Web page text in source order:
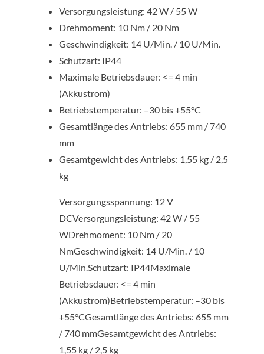
Versorgungsleistung: 42 W / 55 W
Drehmoment: 10 Nm / 20 Nm
Geschwindigkeit: 14 U/Min. / 10 U/Min.
Schutzart: IP44
Maximale Betriebsdauer: <= 4 min
(Akkustrom)
Betriebstemperatur: –30 bis +55°C
Gesamtlänge des Antriebs: 655 mm / 740
mm
Gesamtgewicht des Antriebs: 1,55 kg / 2,5
kg
Versorgungsspannung: 12 V
DCVersorgungsleistung: 42 W / 55
WDrehmoment: 10 Nm / 20
NmGeschwindigkeit: 14 U/Min. / 10
U/Min.Schutzart: IP44Maximale
Betriebsdauer: <= 4 min
(Akkustrom)Betriebstemperatur: –30 bis
+55°CGesamtlänge des Antriebs: 655 mm
/ 740 mmGesamtgewicht des Antriebs:
1,55 kg / 2,5 kg